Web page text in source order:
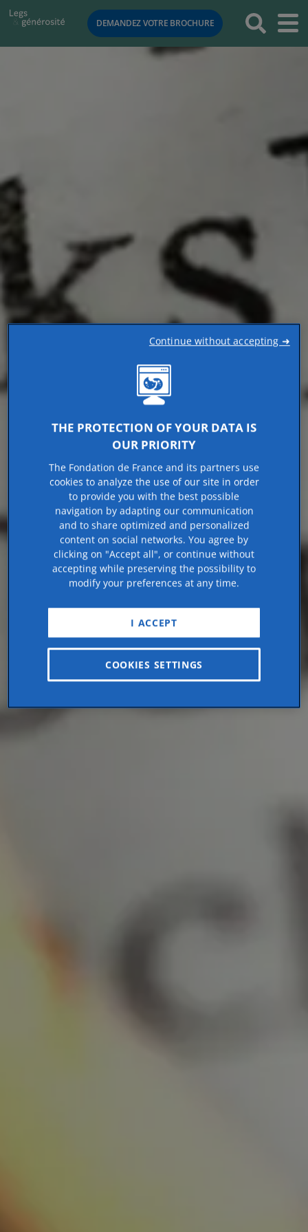
DEMANDEZ VOTRE BROCHURE
RETOUR
THE PROTECTION OF YOUR DATA IS
OUR PRIORITY
The Fondation de France and its partners use
cookies to analyze the use of our site in order
to provide you with the best possible
navigation by adapting our communication
and to share optimized and personalized
content on social networks. You agree by
clicking on "Accept all", or continue without
accepting while preserving the possibility to
modify your preferences at any time.
I ACCEPT
COOKIES SETTINGS
Continue without accepting ➜